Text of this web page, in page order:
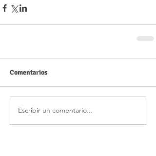
Comentarios
Escribir un comentario...